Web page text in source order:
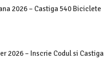
2026 – Castiga 540 Biciclete
2026 – Inscrie Codul si Castiga